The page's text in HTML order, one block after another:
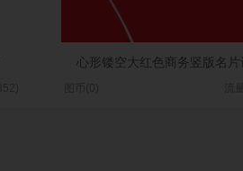
心形镂空大红色商务竖版名片